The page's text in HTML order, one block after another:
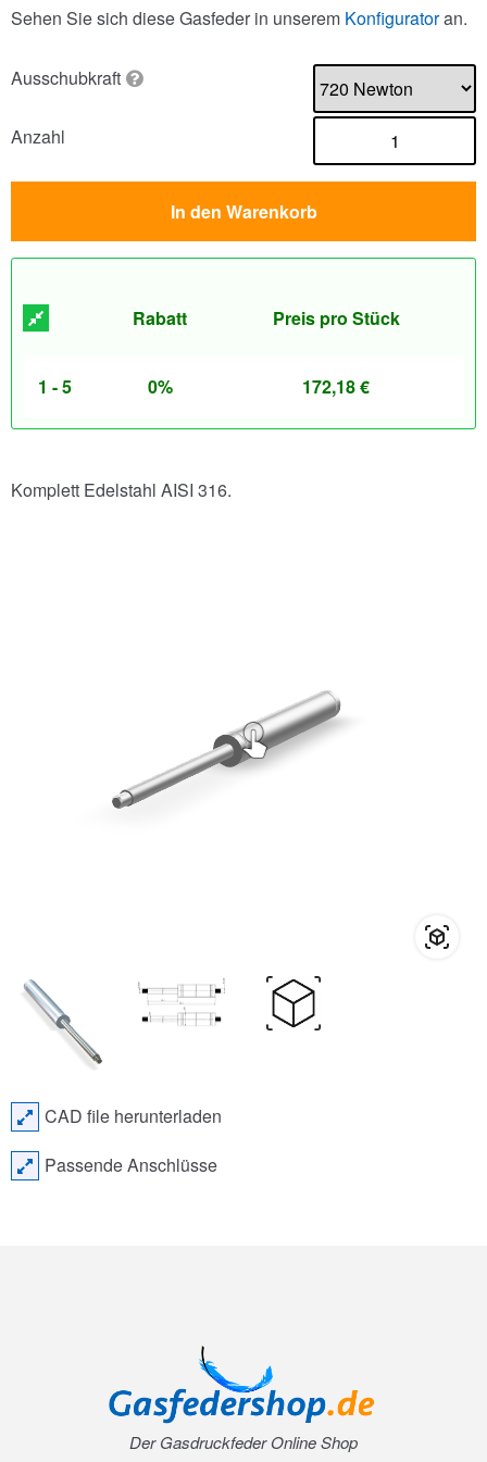
Sehen Sie sich diese Gasfeder in unserem Konfiguratoran.
Ausschubkraft
Anzahl
In den Warenkorb
Rabatt Preis pro Stück
1 - 5 0% 172,18€
Komplett Edelstahl AISI 316.
CAD file herunterladen
Passende Anschlüsse
Der Gasdruckfeder Online Shop